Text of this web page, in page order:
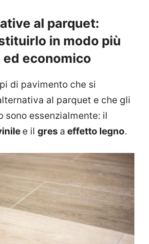
al parquet:
in modo più
economico
di pavimento che si
al parquet e che gli
sono essenzialmente: il
e il gres a effetto legno.